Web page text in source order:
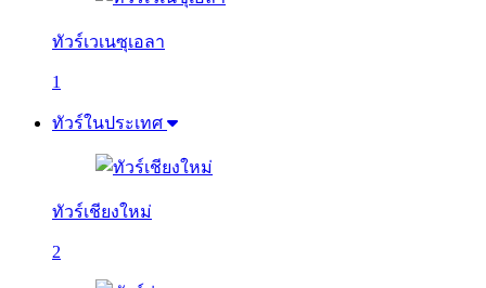
ทัวร์เวเนซุเอลา
1
ทัวร์ในประเทศ
ทัวร์เชียงใหม่
2